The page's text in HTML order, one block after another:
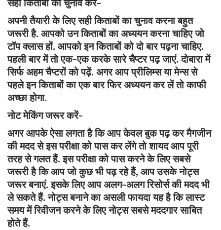
सही किताबों का चुनाव करें-
अपनी तैयारी के लिए सही किताबों का चुनाव करना बहुत
जरूरी है. आपको उन किताबों का अध्ययन करना चाहिए जो
टॉप क्‍लास हों. आपको इन किताबों को दो बार पढ़ना चाहिए.
पहली बार में तो एक-एक करके सारे चैप्टर पढ़ जाएं. दोबारा में
सिर्फ अहम चैप्टरों को पढ़ें. अगर आप प्रीलिम्स या मेन्स से
पहले इन किताबों का एक बार फिर अध्ययन कर लें तो काफी
अच्छा होगा.
नोट मेकिंग जरूर करें-
अगर आपके ऐसा लगता है कि आप केवल बुक पढ़ कर मैगजीन
की मदद से इस परीक्षा को पास कर लेंगे तो शायद आप पूरी
तरह से गलत हैं. इस परीक्षा को पास करने के लिए सबसे
जरूरी है कि आप जो कुछ भी पढ़ रहे हैं, आप उसके नोट्स
जरूर बनाएं. इसके लिए आप अलग-अलग रिसोर्स की मदद भी
ले सकते हैं. नोट्स बनाने का असली फायदा यह है कि लास्ट
समय में रिवीजन करने के लिए नोट्स सबसे मददगार साबित
होते हैं.